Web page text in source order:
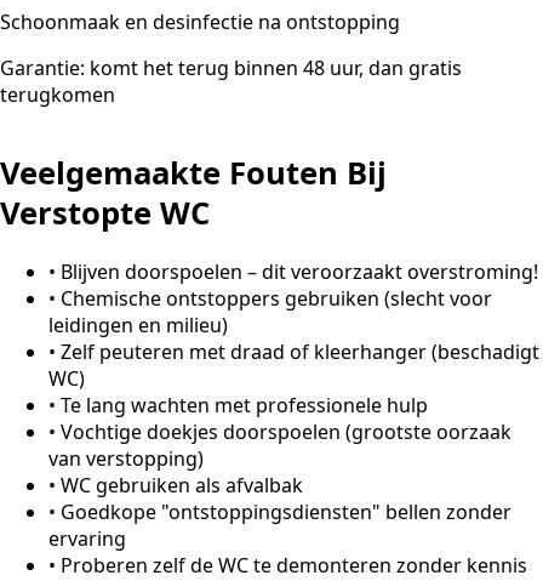
Schoonmaak en desinfectie na ontstopping
Garantie: komt het terug binnen 48 uur, dan gratis
terugkomen
Veelgemaakte Fouten Bij
Verstopte WC
• Blijven doorspoelen – dit veroorzaakt overstroming!
• Chemische ontstoppers gebruiken (slecht voor
leidingen en milieu)
• Zelf peuteren met draad of kleerhanger (beschadigt
WC)
• Te lang wachten met professionele hulp
• Vochtige doekjes doorspoelen (grootste oorzaak
van verstopping)
• WC gebruiken als afvalbak
• Goedkope "ontstoppingsdiensten" bellen zonder
ervaring
• Proberen zelf de WC te demonteren zonder kennis